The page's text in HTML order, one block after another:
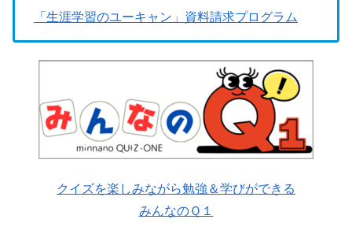
「生涯学習のユーキャン」資料請求プログラム
クイズを楽しみながら勉強＆学びができる
みんなのＱ１